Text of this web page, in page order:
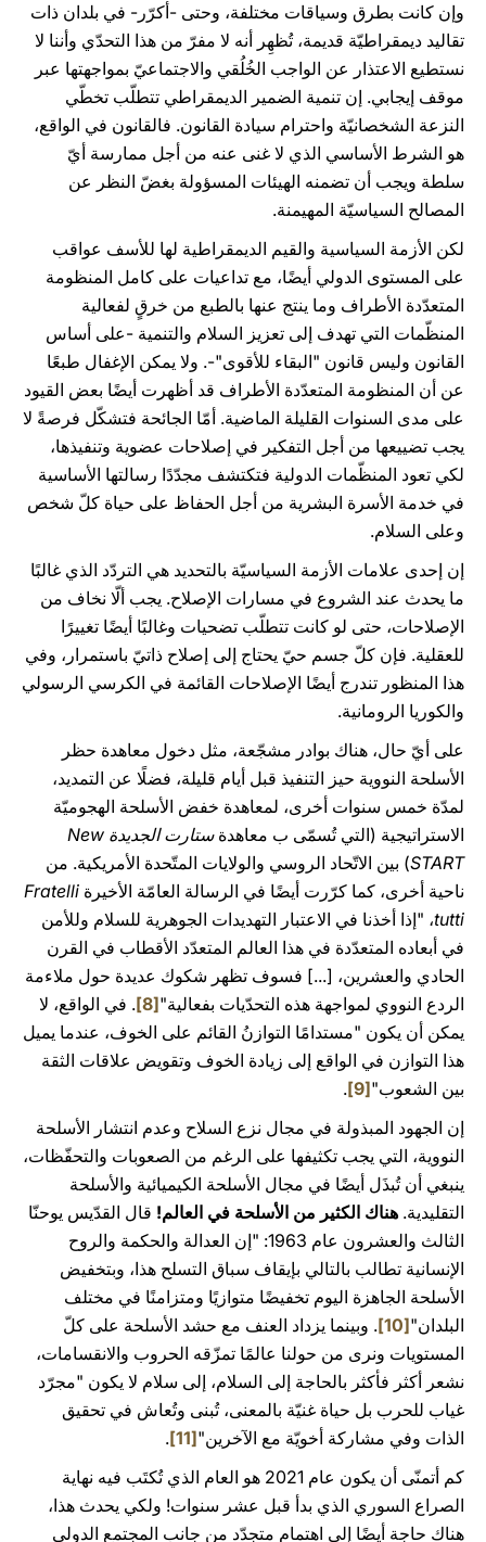
وإن كانت بطرق وسياقات مختلفة، وحتى -أكرّر- في بلدان ذات
تقاليد ديمقراطيّة قديمة، تُظهِر أنه لا مفرّ من هذا التحدّي وأننا لا
نستطيع الاعتذار عن الواجب الخُلُقي والاجتماعيّ بمواجهتها عبر
موقف إيجابي. إن تنمية الضمير الديمقراطي تتطلّب تخطّي
النزعة الشخصانيّة واحترام سيادة القانون. فالقانون في الواقع،
هو الشرط الأساسي الذي لا غنى عنه من أجل ممارسة أيّ
سلطة ويجب أن تضمنه الهيئات المسؤولة بغضّ النظر عن
المصالح السياسيّة المهيمنة.
لكن الأزمة السياسية والقيم الديمقراطية لها للأسف عواقب
على المستوى الدولي أيضًا، مع تداعيات على كامل المنظومة
المتعدّدة الأطراف وما ينتج عنها بالطبع من خرقٍ لفعالية
المنظّمات التي تهدف إلى تعزيز السلام والتنمية -على أساس
القانون وليس قانون "البقاء للأقوى"-. ولا يمكن الإغفال طبعًا
عن أن المنظومة المتعدّدة الأطراف قد أظهرت أيضًا بعض القيود
على مدى السنوات القليلة الماضية. أمّا الجائحة فتشكّل فرصةً لا
يجب تضييعها من أجل التفكير في إصلاحات عضوية وتنفيذها،
لكي تعود المنظّمات الدولية فتكتشف مجدّدًا رسالتها الأساسية
في خدمة الأسرة البشرية من أجل الحفاظ على حياة كلّ شخص
وعلى السلام.
إن إحدى علامات الأزمة السياسيّة بالتحديد هي التردّد الذي غالبًا
ما يحدث عند الشروع في مسارات الإصلاح. يجب ألّا نخاف من
الإصلاحات، حتى لو كانت تتطلّب تضحيات وغالبًا أيضًا تغييرًا
للعقلية. فإن كلّ جسم حيّ يحتاج إلى إصلاح ذاتيّ باستمرار، وفي
هذا المنظور تندرج أيضًا الإصلاحات القائمة في الكرسي الرسولي
والكوريا الرومانية.
على أيّ حال، هناك بوادر مشجّعة، مثل دخول معاهدة حظر
الأسلحة النووية حيز التنفيذ قبل أيام قليلة، فضلًا عن التمديد،
لمدّة خمس سنوات أخرى، لمعاهدة خفض الأسلحة الهجوميّة
الاستراتيجية (التي تُسمّى ب معاهدةستارت الجديدة New
START) بين الاتّحاد الروسي والولايات المتّحدة الأمريكية. من
ناحية أخرى، كما كرّرت أيضًا في الرسالة العامّة الأخيرة Fratelli
tutti، "إذا أخذنا في الاعتبار التهديدات الجوهرية للسلام وللأمن
في أبعاده المتعدّدة في هذا العالم المتعدّد الأقطاب في القرن
الحادي والعشرين، [...] فسوف تظهر شكوك عديدة حول ملاءمة
الردع النووي لمواجهة هذه التحدّيات بفعالية"[8]
. في الواقع، لا
يمكن أن يكون "مستدامًا التوازنُ القائم على الخوف، عندما يميل
هذا التوازن في الواقع إلى زيادة الخوف وتقويض علاقات الثقة
بين الشعوب"[9]
.
إن الجهود المبذولة في مجال نزع السلاح وعدم انتشار الأسلحة
النووية، التي يجب تكثيفها على الرغم من الصعوبات والتحفّظات،
ينبغي أن تُبذَل أيضًا في مجال الأسلحة الكيميائية والأسلحة
التقليدية. هناك الكثير من الأسلحة في العالم! قال القدّيس يوحنّا
الثالث والعشرون عام 1963: "إن العدالة والحكمة والروح
الإنسانية تطالب بالتالي بإيقاف سباق التسلح هذا، وبتخفيض
الأسلحة الجاهزة اليوم تخفيضًا متوازيًا ومتزامنًا في مختلف
البلدان"[10]
. وبينما يزداد العنف مع حشد الأسلحة على كلّ
المستويات ونرى من حولنا عالمًا تمزّقه الحروب والانقسامات،
نشعر أكثر فأكثر بالحاجة إلى السلام، إلى سلام لا يكون "مجرّد
غياب للحرب بل حياة غنيّة بالمعنى، تُبنى وتُعاش في تحقيق
الذات وفي مشاركة أخويّة مع الآخرين"[11]
.
كم أتمنّى أن يكون عام 2021 هو العام الذي تُكتَب فيه نهاية
الصراع السوري الذي بدأ قبل عشر سنوات! ولكي يحدث هذا،
هناك حاجة أيضًا إلى اهتمام متجدّد من جانب المجتمع الدولي